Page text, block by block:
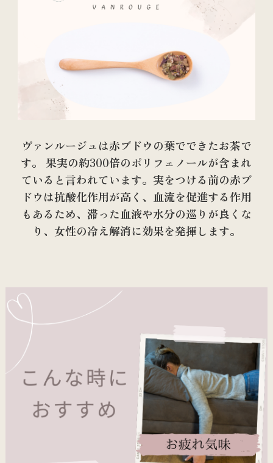
ヴァンルージュは赤ブドウの葉でできたお茶で
す。 果実の約300倍のポリフェノールが含まれ
ていると言われています。実をつける前の赤ブ
ドウは抗酸化作用が高く、血流を促進する作用
もあるため、滞った血液や水分の巡りが良くな
り、女性の冷え解消に効果を発揮します。